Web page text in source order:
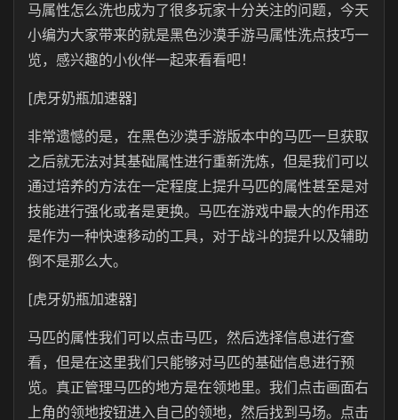
马属性怎么洗也成为了很多玩家十分关注的问题，今天
小编为大家带来的就是黑色沙漠手游马属性洗点技巧一
览，感兴趣的小伙伴一起来看看吧！
[虎牙奶瓶加速器]
非常遗憾的是，在黑色沙漠手游版本中的马匹一旦获取
之后就无法对其基础属性进行重新洗炼，但是我们可以
通过培养的方法在一定程度上提升马匹的属性甚至是对
技能进行强化或者是更换。马匹在游戏中最大的作用还
是作为一种快速移动的工具，对于战斗的提升以及辅助
倒不是那么大。
[虎牙奶瓶加速器]
马匹的属性我们可以点击马匹，然后选择信息进行查
看，但是在这里我们只能够对马匹的基础信息进行预
览。真正管理马匹的地方是在领地里。我们点击画面右
上角的领地按钮进入自己的领地，然后找到马场。点击